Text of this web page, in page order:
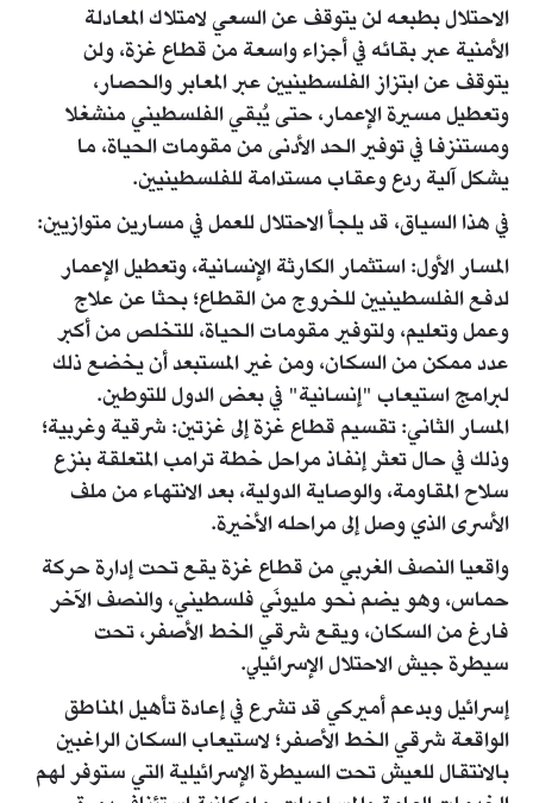
الاحتلال بطبعه لن يتوقف عن السعي لامتلاك المعادلة
الأمنية عبر بقائه في أجزاء واسعة من قطاع غزة، ولن
يتوقف عن ابتزاز الفلسطينيين عبر المعابر والحصار،
وتعطيل مسيرة الإعمار، حتى يُبقي الفلسطيني منشغلا
ومستنزفا في توفير الحد الأدنى من مقومات الحياة، ما
يشكل آلية ردع وعقاب مستدامة للفلسطينيين.
في هذا السياق، قد يلجأ الاحتلال للعمل في مسارين متوازيين:
المسار الأول: استثمار الكارثة الإنسانية، وتعطيل الإعمار
لدفع الفلسطينيين للخروج من القطاع؛ بحثا عن علاج
وعمل وتعليم، ولتوفير مقومات الحياة، للتخلص من أكبر
عدد ممكن من السكان، ومن غير المستبعد أن يخضع ذلك
لبرامج استيعاب "إنسانية" في بعض الدول للتوطين.
المسار الثاني: تقسيم قطاع غزة إلى غزتين: شرقية وغربية؛
وذلك في حال تعثر إنفاذ مراحل خطة ترامب المتعلقة بنزع
سلاح المقاومة، والوصاية الدولية، بعد الانتهاء من ملف
الأسرى الذي وصل إلى مراحله الأخيرة.
واقعيا النصف الغربي من قطاع غزة يقع تحت إدارة حركة
حماس، وهو يضم نحو مليونَي فلسطيني، والنصف الآخر
فارغ من السكان، ويقع شرقي الخط الأصفر، تحت
سيطرة جيش الاحتلال الإسرائيلي.
إسرائيل وبدعم أميركي قد تشرع في إعادة تأهيل المناطق
الواقعة شرقي الخط الأصفر؛ لاستيعاب السكان الراغبين
بالانتقال للعيش تحت السيطرة الإسرائيلية التي ستوفر لهم